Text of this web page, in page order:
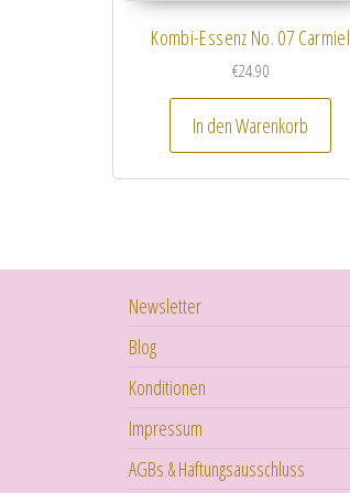
Kombi-Essenz No. 07 Carmiel
€24.90
In den Warenkorb
Newsletter
Blog
Konditionen
Impressum
AGBs & Haftungsausschluss